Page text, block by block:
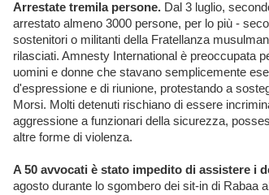
Arrestate tremila persone. Dal 3 luglio,
arrestato almeno 3000 persone, per lo più -
sostenitori o militanti della Fratellanza
rilasciati. Amnesty International è preoccupata
uomini e donne che stavano semplicemente
d'espressione e di riunione, protestando a
Morsi. Molti detenuti rischiano di essere
aggressione a funzionari della sicurezza,
altre forme di violenza.
A 50 avvocati è stato impedito di assistere i
agosto durante lo sgombero dei sit-in di Rabaa